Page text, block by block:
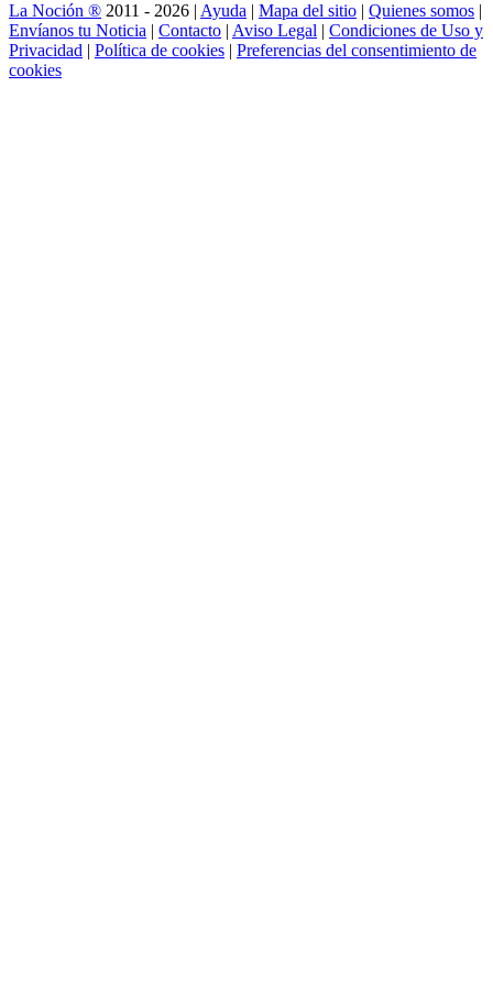
La Noción ® 2011 - 2026 | Ayuda | Mapa del sitio | Quienes somos |
Envíanos tu Noticia | Contacto | Aviso Legal | Condiciones de Uso y
Privacidad | Política de cookies | Preferencias del consentimiento de
cookies